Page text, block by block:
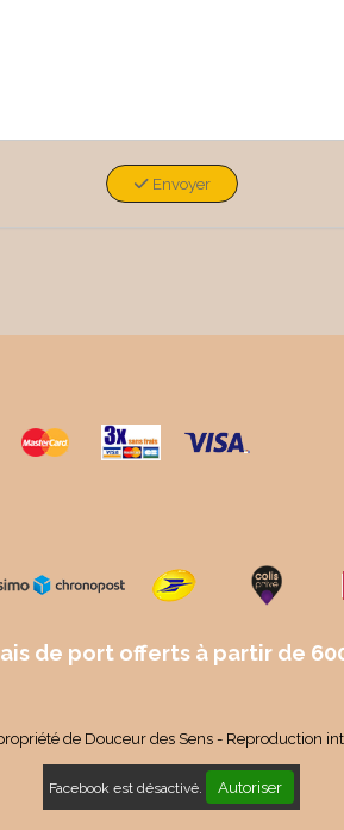
Envoyer
de port offerts à partir de
de Douceur des Sens - Reproduction
Facebook est désactivé. Autoriser